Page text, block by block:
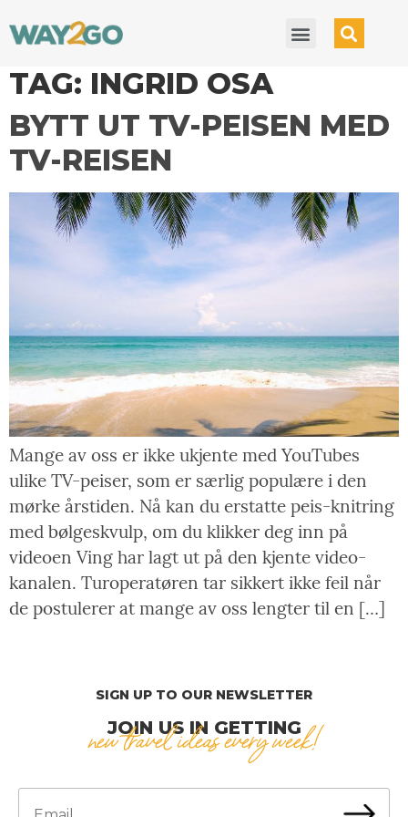
TAG: INGRID OSA
BYTT UT TV-PEISEN MED
TV-REISEN
Mange av oss er ikke ukjente med YouTubes
ulike TV-peiser, som er særlig populære i den
mørke årstiden. Nå kan du erstatte peis-knitring
med bølgeskvulp, om du klikker deg inn på
videoen Ving har lagt ut på den kjente video-
kanalen. Turoperatøren tar sikkert ikke feil når
de postulerer at mange av oss lengter til en […]
SIGN UP TO OUR NEWSLETTER
JOIN US IN GETTING
new travel ideas every week!